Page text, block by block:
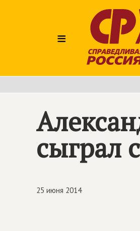
≡
сыграл
25 июня 2014